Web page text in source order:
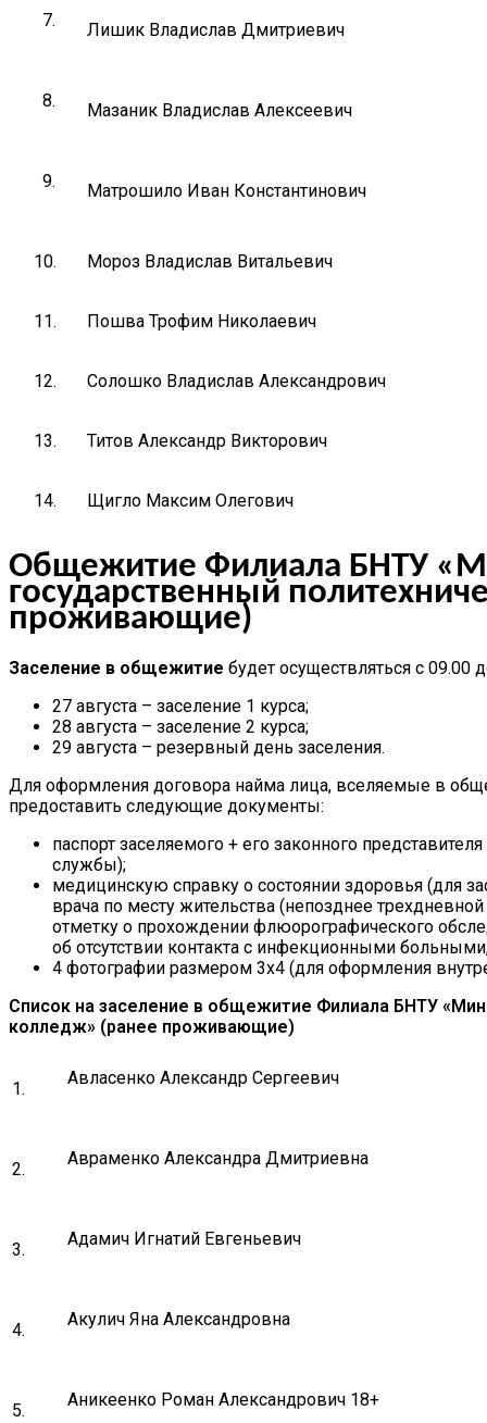
7. Лишик Владислав Дмитриевич
8. Мазаник Владислав Алексеевич
9. Матрошило Иван Константинович
10. Мороз Владислав Витальевич
11. Пошва Трофим Николаевич
12. Солошко Владислав Александрович
13. Титов Александр Викторович
14. Щигло Максим Олегович
Общежитие Филиала БНТУ
государственный
проживающие)
Заселение в общежитие будет осуществляться с
27 августа – заселение 1 курса;
28 августа – заселение 2 курса;
29 августа – резервный день заселения.
Для оформления договора найма лица, вселяемые в
предоставить следующие документы:
паспорт заселяемого + его законного
службы);
медицинскую справку о состоянии здоровья (для
врача по месту жительства (непозднее
отметку о прохождении флюорографического
об отсутствии контакта с инфекционными
4 фотографии размером 3х4 (для оформления
Список на заселение в общежитие Филиала БНТУ
колледж» (ранее проживающие)
1.
Авласенко Александр Сергеевич
2.
Авраменко Александра Дмитриевна
3.
Адамич Игнатий Евгеньевич
4.
Акулич Яна Александровна
5.
Аникеенко Роман Александрович 18+